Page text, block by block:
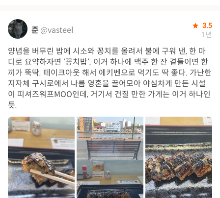
준 @vasteel 3.5
1년
양념을 버무린 밥에 시소와 꽁치를 올려서 불에 구워 낸, 한 마
디로 요약하자면 ‘꽁치밥‘. 이거 하나에 맥주 한 잔 곁들이면 한
끼가 뚝딱. 테이크아웃 해서 에키벤으로 먹기도 딱 좋다. 가난한
지자체 구시로에서 나름 영혼을 끌어모아 야심차게 만든 시설
이 피셔즈워프MOO인데, 거기서 건질 만한 가게는 이거 하나인
듯.